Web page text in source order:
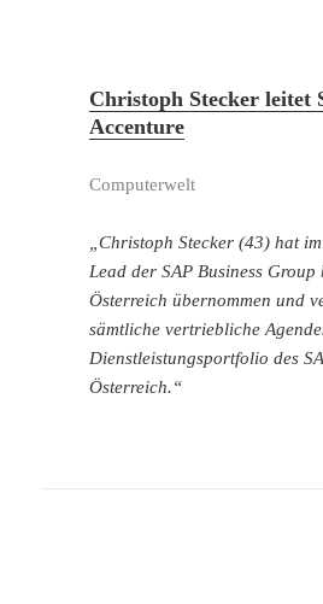
Christoph Stecker leitet
Accenture
Computerwelt
„Christoph Stecker (43) hat
Lead der SAP Business Group
Österreich übernommen und
sämtliche vertriebliche
Dienstleistungsportfolio des
Österreich.“